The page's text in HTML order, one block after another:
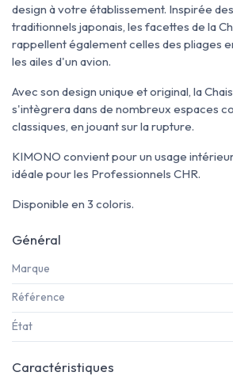
design à votre établissement. Inspirée
traditionnels japonais, les facettes de la
rappellent également celles des pliages
les ailes d'un avion.
Avec son design unique et original, la
s'intègrera dans de nombreux espaces
classiques, en jouant sur la rupture.
KIMONO convient pour un usage
idéale pour les Professionnels CHR.
Disponible en 3 coloris.
Général
Marque
Référence
État
Caractéristiques